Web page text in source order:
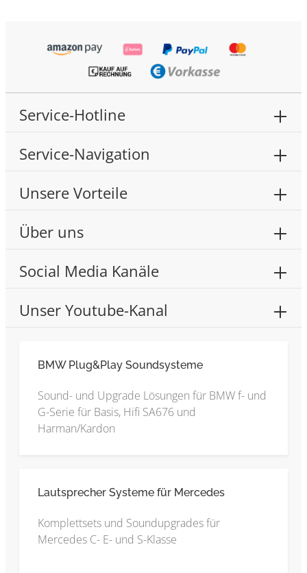
Service-Hotline
Service-Navigation
Unsere Vorteile
Über uns
Social Media Kanäle
Unser Youtube-Kanal
BMW Plug&Play Soundsysteme
Sound- und Upgrade Lösungen für BMW f- und
G-Serie für Basis, Hifi SA676 und
Harman/Kardon
Lautsprecher Systeme für Mercedes
Komplettsets und Soundupgrades für
Mercedes C- E- und S-Klasse